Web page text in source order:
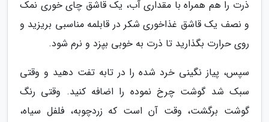
ذرت را هم همراه با مقداری آب، یک قاشق چای خوری نمک
و نصف یک قاشق غذاخوری شکر در قابلمه مناسبی بریزید و
روی حرارت بگذارید تا ذرت به خوبی بپزد و نرم شود.
سپس، پیاز نگینی خرد شده را در تابه تفت دهید و وقتی
سبک شد گوشت چرخ نموده را اضافه کنید. وقتی رنگ
گوشت برگشت، وقت آن است که زردچوبه، فلفل سیاه،